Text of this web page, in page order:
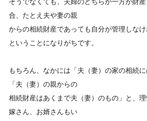
合、たとえ夫や妻の親
からの相続財産であっても自分が管理しなけ
ということになりがちです。
もちろん、なかには「夫（妻）の家の相続に
「夫（妻）の親からの
相続財産はあくまで夫（妻）のもの」と、
嫁さん、お婿さんもい